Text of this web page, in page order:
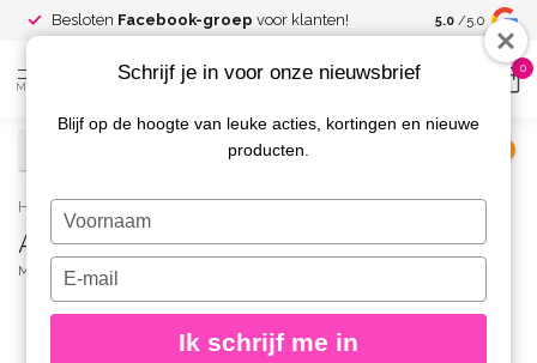
Besloten Facebook-groep voor klanten! Spaar voor
kortingen
5.0 /5.0
MENU
0
Home / AirNails Masking 17
AirNails Masking 17
MAGNETIC
Schrijf je in voor onze nieuwsbrief
Blijf op de hoogte van leuke acties, kortingen en nieuwe
producten.
Typ
je
naam
Typ
je
e-
Ik schrijf me in